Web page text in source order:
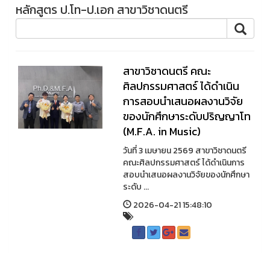
หลักสูตร ป.โท-ป.เอก สาขาวิชาดนตรี
สาขาวิชาดนตรี คณะ
ศิลปกรรมศาสตร์ ได้ดำเนิน
การสอบนำเสนอผลงานวิจัย
ของนักศึกษาระดับปริญญาโท
(M.F.A. in Music)
วันที่ 3 เมษายน 2569 สาขาวิชาดนตรี
คณะศิลปกรรมศาสตร์ ได้ดำเนินการ
สอบนำเสนอผลงานวิจัยของนักศึกษา
ระดับ ...
2026-04-21 15:48:10